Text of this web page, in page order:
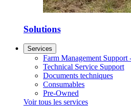
Solutions
Services
Farm Management Support
Technical Service Support
Documents techniques
Consumables
Pre-Owned
Voir tous les services